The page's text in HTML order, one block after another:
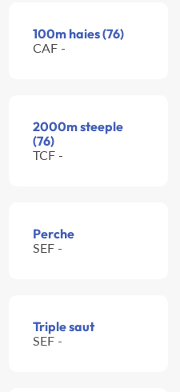
100m haies (76)
CAF -
2000m steeple
(76)
TCF -
Perche
SEF -
Triple saut
SEF -